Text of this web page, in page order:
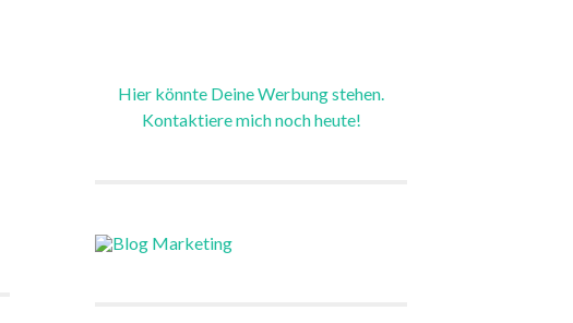
Hier könnte Deine Werbung stehen.
Kontaktiere mich noch heute!